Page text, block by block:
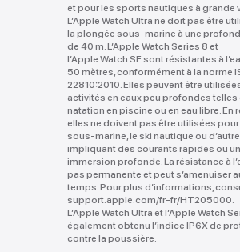
et pour les sports nautiques à grande
L’Apple Watch Ultra ne doit pas être
la plongée sous-marine à une
de 40 m. L’Apple Watch Series 8 et
l’Apple Watch SE sont résistantes à
50 mètres, conformément à la norme
22810:2010. Elles peuvent être
activités en eaux peu profondes telles
natation en piscine ou en eau libre. En
elles ne doivent pas être utilisées
sous‑marine, le ski nautique ou
impliquant des courants rapides ou
immersion profonde. La résistance à
pas permanente et peut s’amenuiser
temps. Pour plus d’informations,
support.apple.com/fr-fr/HT205000.
L’Apple Watch Ultra et l’Apple Watch
également obtenu l’indice IP6X de
contre la poussière.